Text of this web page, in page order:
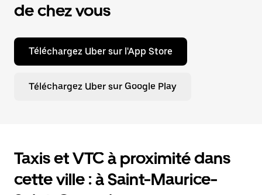
de chez vous
Téléchargez Uber sur l'App Store
Téléchargez Uber sur Google Play
Taxis et VTC à proximité dans
cette ville : à Saint-Maurice-